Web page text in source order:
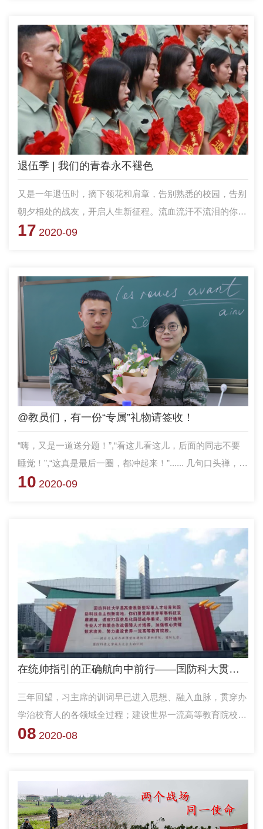
退伍季 | 我们的青春永不褪色
又是一年退伍时，摘下领花和肩章，告别熟悉的校园，告别
朝夕相处的战友，开启人生新征程。流血流汗不流泪的你
们，在此刻，也忍不住脱下坚强的铠甲任泪水狂撒......
17 2020-09
@教员们，有一份“专属”礼物请签收！
“嗨，又是一道送分题！”,“看这儿看这儿，后面的同志不要
睡觉！”,“这真是最后一圈，都冲起来！”...... 几句口头禅，想
必大家再熟悉不过，初闻可能耳烦，细品才觉是暖。
10 2020-09
在统帅指引的正确航向中前行——国防科大贯彻落实习主席训词三周年巡礼
三年回望，习主席的训词早已进入思想、融入血脉，贯穿办
学治校育人的各领域全过程；建设世界一流高等教育院校也
已初见成效，正随着世界一流军队的建设步伐砥砺奋进、毅
08 2020-08